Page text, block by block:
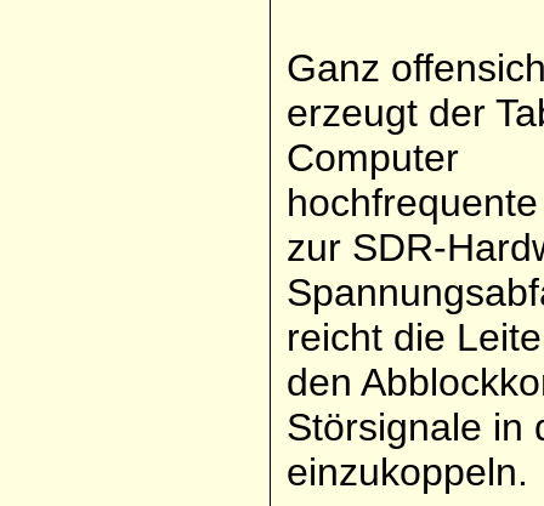
Ganz
erzeugt der
Computer
zur SDR-
reicht die
den
Störsignale in
einzukoppeln.